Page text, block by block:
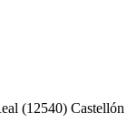
(12540) Castellón